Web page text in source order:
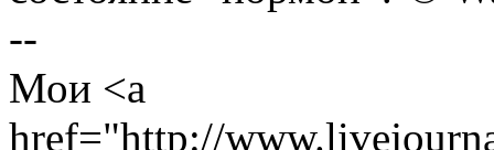
--
Мои <a
href="http://